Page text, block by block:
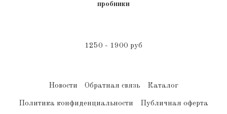
пробники
1250 - 1900 руб
Новости Обратная связь Каталог
Политика конфиденциальности Публичная оферта